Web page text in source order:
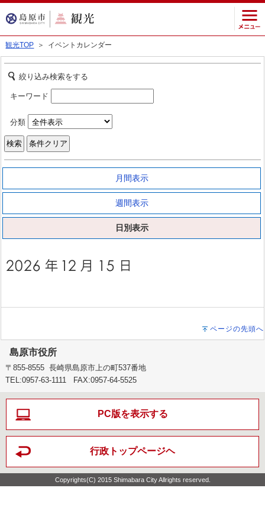
観光TOP ＞ イベントカレンダー
絞り込み検索をする
キーワード
分類
月間表示
週間表示
日別表示
ページの先頭へ
島原市役所
〒855-8555 長崎県島原市上の町537番地
TEL:0957-63-1111 FAX:0957-64-5525
PC版を表示する
行政トップページヘ
Copyrights(C) 2015 Shimabara City Allrights reserved.